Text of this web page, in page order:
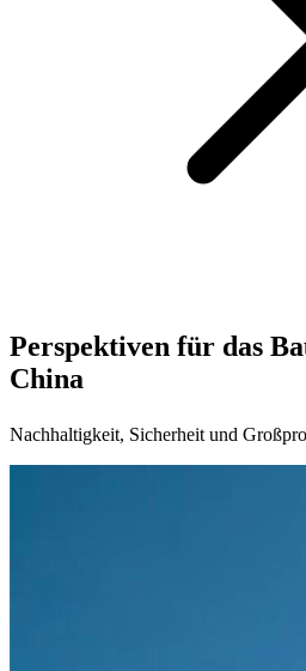
Perspektiven für das
China
Nachhaltigkeit, Sicherheit und